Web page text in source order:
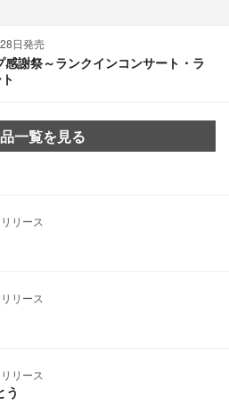
日発売
謝祭～ランクインコンサート・ラ
一覧を見る
リース
リース
リース
う